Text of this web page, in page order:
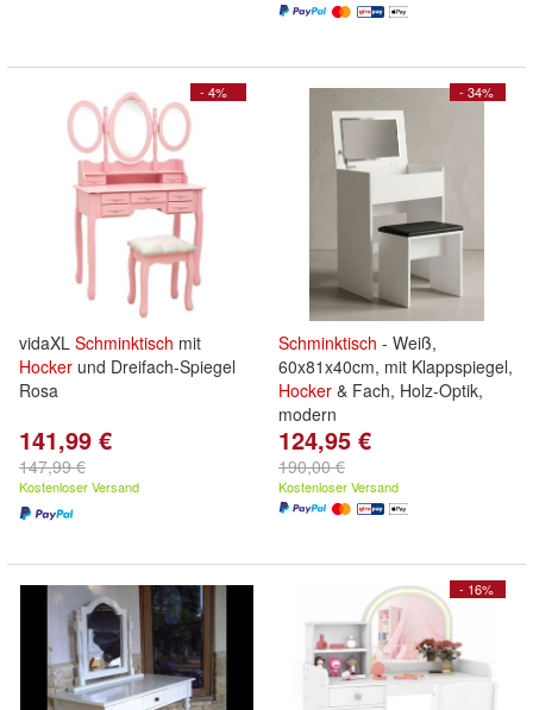
- 4%
vidaXL Schminktisch mit
Hocker und Dreifach-Spiegel
Rosa
141,99 €
147,99 €
Kostenloser Versand
- 34%
Schminktisch - Weiß,
60x81x40cm, mit Klappspiegel,
Hocker & Fach, Holz-Optik,
modern
124,95 €
190,00 €
Kostenloser Versand
- 16%